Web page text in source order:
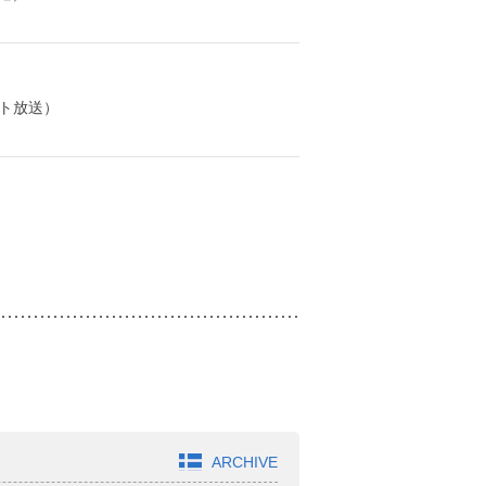
放送）
ARCHIVE